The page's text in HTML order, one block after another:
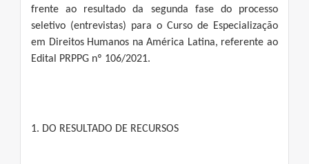
frente ao resultado da segunda fase do processo
seletivo (entrevistas) para o Curso de Especialização
em Direitos Humanos na América Latina, referente ao
Edital PRPPG nº 106/2021.
1. DO RESULTADO DE RECURSOS